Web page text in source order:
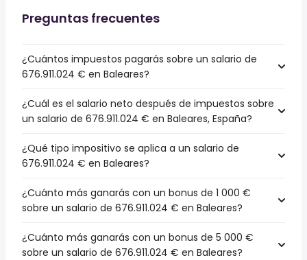
Preguntas frecuentes
¿Cuántos impuestos pagarás sobre un salario de
676.911.024 € en Baleares?
¿Cuál es el salario neto después de impuestos sobre
un salario de 676.911.024 € en Baleares, España?
¿Qué tipo impositivo se aplica a un salario de
676.911.024 € en Baleares?
¿Cuánto más ganarás con un bonus de 1 000 €
sobre un salario de 676.911.024 € en Baleares?
¿Cuánto más ganarás con un bonus de 5 000 €
sobre un salario de 676.911.024 € en Baleares?